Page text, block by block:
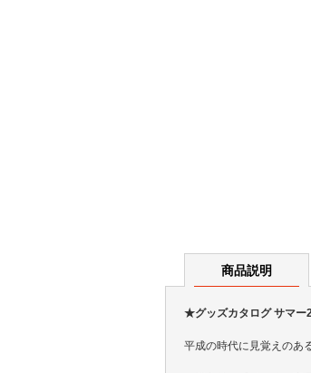
商品説明
★グッズカタログ サマ
平成の時代に見覚えのあ